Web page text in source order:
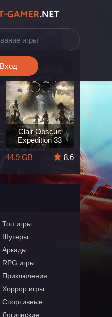
Вход
Clair Obscur:
Expedition 33
44.9 GB
8.6
164 GB
Топ игры
Шутеры
Аркады
RPG игры
Приключения
Хоррор игры
Спортивные
Логические